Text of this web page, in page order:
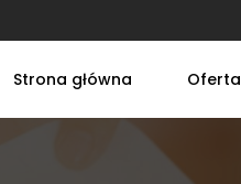
Strona główna Oferta